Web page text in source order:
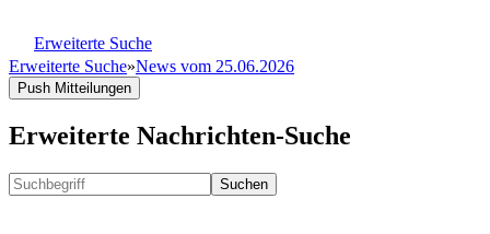
Erweiterte Suche
Erweiterte Suche»News vom 25.06.2026
Push Mitteilungen
Erweiterte Nachrichten-Suche
Suchen